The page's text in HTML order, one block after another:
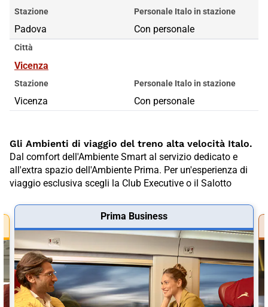
Stazione
Padova
Personale Italo in stazione
Con personale
Città
Vicenza
Stazione
Vicenza
Personale Italo in stazione
Con personale
Gli Ambienti di viaggio del treno alta velocità Italo.
Dal comfort dell'Ambiente Smart al servizio dedicato e
all'extra spazio dell'Ambiente Prima. Per un'esperienza di
viaggio esclusiva scegli la Club Executive o il Salotto
Prima Business